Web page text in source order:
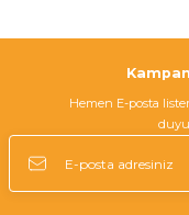
Hemen E-posta